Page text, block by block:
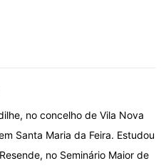
no concelho de Vila Nova
Santa Maria da Feira. Estudou
no Seminário Maior de